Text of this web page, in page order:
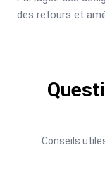
des retours et
Conseils